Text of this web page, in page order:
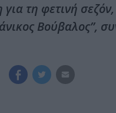
τη φετινή
Βούβαλος”,